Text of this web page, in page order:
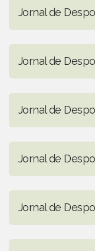
Jornal de
Jornal de
Jornal de
Jornal de
Jornal de